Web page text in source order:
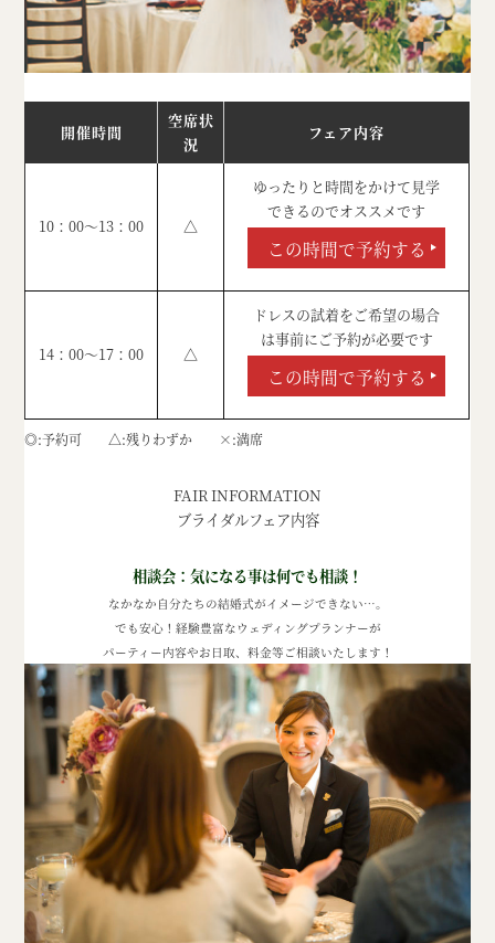
開催時間
空席状
況
フェア内容
10：00～13：00 △
ゆったりと時間をかけて見学
できるのでオススメです
この時間で予約する
14：00～17：00 △
ドレスの試着をご希望の場合
は事前にご予約が必要です
この時間で予約する
◎ 予約可 △ 残りわずか × 満席
FAIR INFORMATION
ブライダルフェア内容
相談会：気になる事は何でも相談！
なかなか自分たちの結婚式がイメージできない…。
でも安心！経験豊富なウェディングプランナーが
パーティー内容やお日取、料金等ご相談いたします！